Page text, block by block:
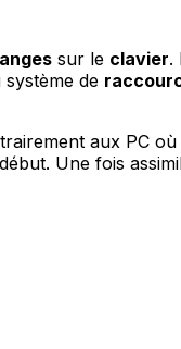
sur le clavier.
de
aux PC
Une fois